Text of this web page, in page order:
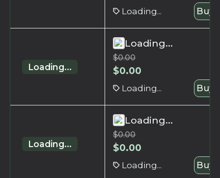
Loading... Buy
Loading...
Loading...
$0.00
$0.00
Loading... Buy
Loading...
Loading...
$0.00
$0.00
Loading... Buy